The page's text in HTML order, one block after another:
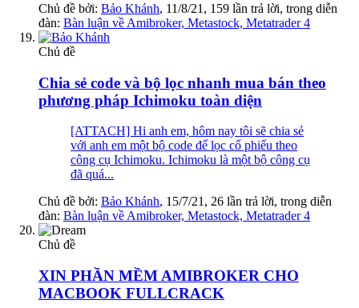
Chủ đề bởi: Bảo Khánh, 11/8/21 , 159 lần trả lời, trong diễn
đàn: Bàn luận về Amibroker, Metastock, Metatrader 4
Chủ đề
Chia sẻ code và bộ lọc nhanh mua bán theo
phương pháp Ichimoku toàn diện
[ATTACH] Hi anh em, hôm nay tôi sẽ chia sẻ
với anh em một bộ code để lọc cổ phiếu theo
công cụ Ichimoku. Ichimoku là một bộ công cụ
đã quá...
Chủ đề bởi: Bảo Khánh, 15/7/21 , 26 lần trả lời, trong diễn
đàn: Bàn luận về Amibroker, Metastock, Metatrader 4
Chủ đề
XIN PHẦN MỀM AMIBROKER CHO
MACBOOK FULLCRACK